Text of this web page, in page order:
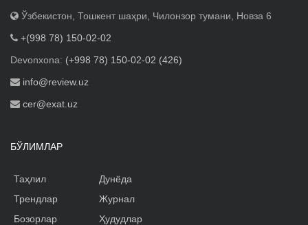
Ўзбекистон, Тошкент шаҳри, Чилонзор тумани, Новза 6
+(998 78) 150-02-02
Devonxona: (+998 78) 150-02-02 (426)
info@review.uz
cer@exat.uz
БЎЛИМЛАР
Таҳлил
Трендлар
Бозорлар
Дунёда
Журнал
Ҳудудлар